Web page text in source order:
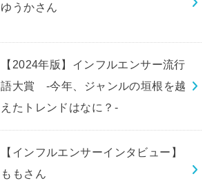
ゆうかさん
【2024年版】インフルエンサー流行
語大賞 -今年、ジャンルの垣根を越
えたトレンドはなに？-
【インフルエンサーインタビュー】
ももさん